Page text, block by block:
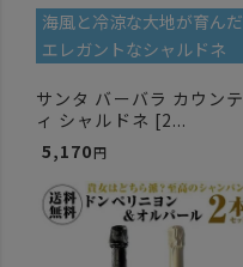
海風と冷涼な大地が育んだ
エレガントなシャルドネ
サンタ バーバラ カウンテ
ィ シャルドネ [2...
5,170